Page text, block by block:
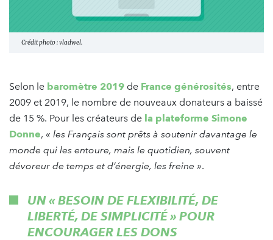
Crédit photo : vladwel.
Selon le baromètre 2019 de France générosités, entre
2009 et 2019, le nombre de nouveaux donateurs a baissé
de 15 %. Pour les créateurs de la plateforme Simone
Donne, « les Français sont prêts à soutenir davantage le
monde qui les entoure, mais le quotidien, souvent
dévoreur de temps et d’énergie, les freine ».
UN« BESOIN DE FLEXIBILITÉ, DE
LIBERTÉ, DE SIMPLICITÉ » POUR
ENCOURAGER LES DONS